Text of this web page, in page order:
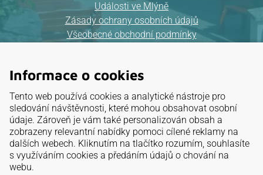
Události ve Mlýně
Zásady ochrany osobních údajů
Všeobecné obchodní podmínky
Provozovatel:
ELKAT, a.s.
IČ: 26 88 32 95
Mariánské údolí 3, Brno
Informace o cookies
Tento web používá cookies a analytické nástroje pro
sledování návštěvnosti, které mohou obsahovat osobní
údaje. Zároveň je vám také personalizován obsah a
zobrazeny relevantní nabídky pomoci cílené reklamy na
dalších webech. Kliknutím na tlačítko rozumím, souhlasíte
s využíváním cookies a předáním údajů o chování na
webu.